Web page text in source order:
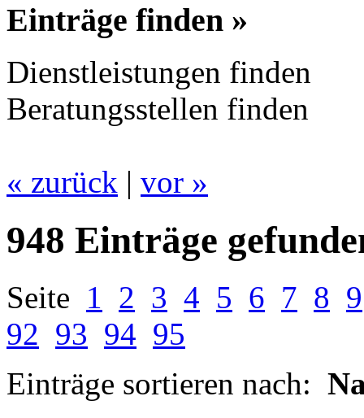
Einträge finden »
Dienstleistungen finden
Beratungsstellen finden
« zurück | vor »
948 Einträge
Seite 1 2 3 4 5 6 7 8 9
92 93 94 95
Einträge sortieren nach: